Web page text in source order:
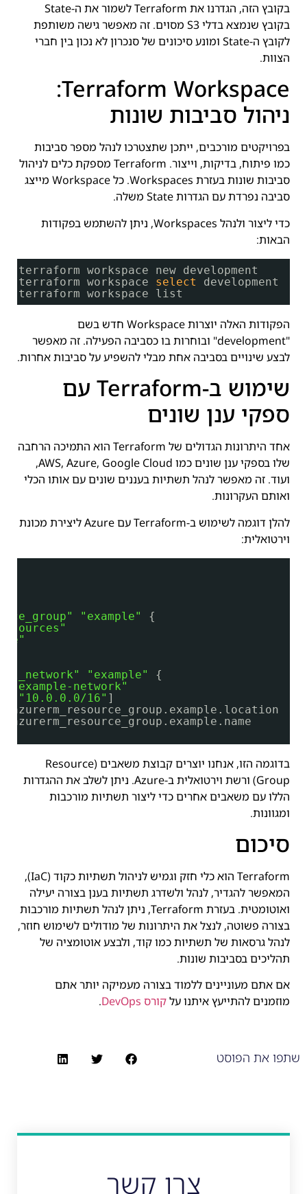
בקובץ הזה, הגדרנו את Terraform לשמור את ה-State
בקובץ שנמצא בדלי S3 מסוים. זה מאפשר גישה משותפת
לקובץ ה-State ומונע סיכונים של סנכרון לא נכון בין חברי
הצוות.
Terraform Workspace:
ניהול סביבות שונות
בפרויקטים מורכבים, ייתכן שתצטרכו לנהל מספר סביבות
כמו פיתוח, בדיקות, וייצור. Terraform מספקת כלים לניהול
סביבות שונות בעזרת Workspaces. כל Workspace מייצג
סביבה נפרדת עם הגדרות State משלה.
כדי ליצור ולנהל Workspaces, ניתן להשתמש בפקודות
הבאות:
terraform workspace new development
terraform workspace select
development
terraform workspace list
הפקודות האלה יוצרות Workspace חדש בשם
"development" ובוחרות בו כסביבה הפעילה. זה מאפשר
לבצע שינויים בסביבה אחת מבלי להשפיע על סביבות אחרות.
שימוש ב-Terraform עם
ספקי ענן שונים
אחד היתרונות הגדולים של Terraform הוא התמיכה הרחבה
שלו בספקי ענן שונים כמו AWS, Azure, Google Cloud,
ועוד. זה מאפשר לנהל תשתיות בעננים שונים עם אותו הכלי
ואותם העקרונות.
להלן דוגמה לשימוש ב-Terraform עם Azure ליצירת מכונת
וירטואלית:
"example"
{
"example"
{
"example-network"
"10.0.0.0/16" ]
azurerm_resource_group.example.location
azurerm_resource_group.example.name
בדוגמה הזו, אנחנו יוצרים קבוצת משאבים (Resource
Group) ורשת וירטואלית ב-Azure. ניתן לשלב את ההגדרות
הללו עם משאבים אחרים כדי ליצור תשתיות מורכבות
ומגוונות.
סיכום
Terraform הוא כלי חזק וגמיש לניהול תשתיות כקוד (IaC),
המאפשר להגדיר, לנהל ולשדרג תשתיות בענן בצורה יעילה
ואוטומטית. בעזרת Terraform, ניתן לנהל תשתיות מורכבות
בצורה פשוטה, לנצל את היתרונות של מודולים לשימוש חוזר,
לנהל גרסאות של תשתיות כמו קוד, ולבצע אוטומציה של
תהליכים בסביבות שונות.
אם אתם מעוניינים ללמוד בצורה מעמיקה יותר אתם
מוזמנים להתייעץ איתנו עלקורס DevOps .
שתפו את הפוסט
צרו קשר